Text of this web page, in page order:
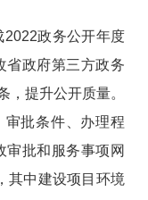
2022政务公开年度
省政府第三方政务
， 提升公开质量。
批条件、办理程
审批和服务事项 网
其中建设项目环境